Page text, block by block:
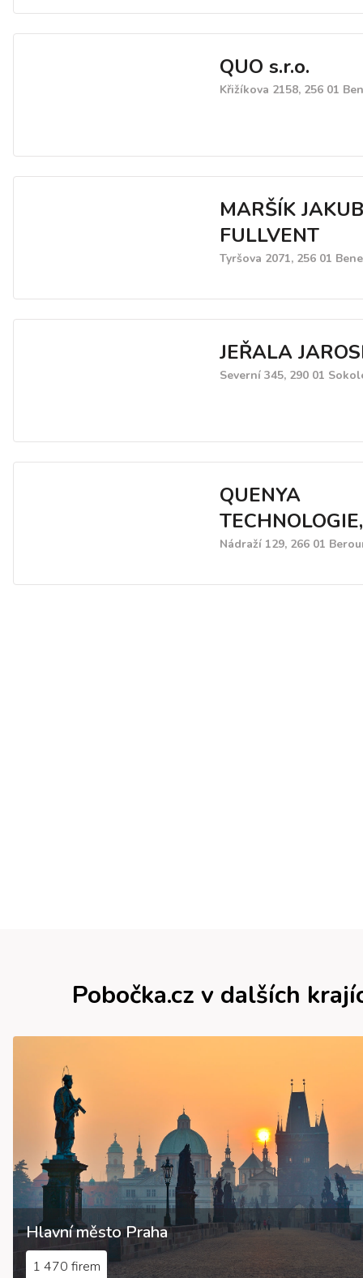
QUO s.r.o.
Křižíkova 2158, 256 01
MARŠÍK
FULLVENT
Tyršova 2071, 256 01
JEŘALA
Severní 345, 290 01
QUENYA
Nádraží 129, 266 01
Pobočka.cz v dalších
Hlavní město Praha
1 470 firem